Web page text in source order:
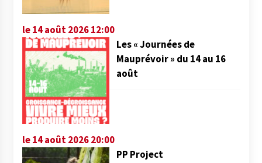
le 14 août 2026 12:00
Les « Journées de
Mauprévoir » du 14 au 16
août
le 14 août 2026 20:00
PP Project